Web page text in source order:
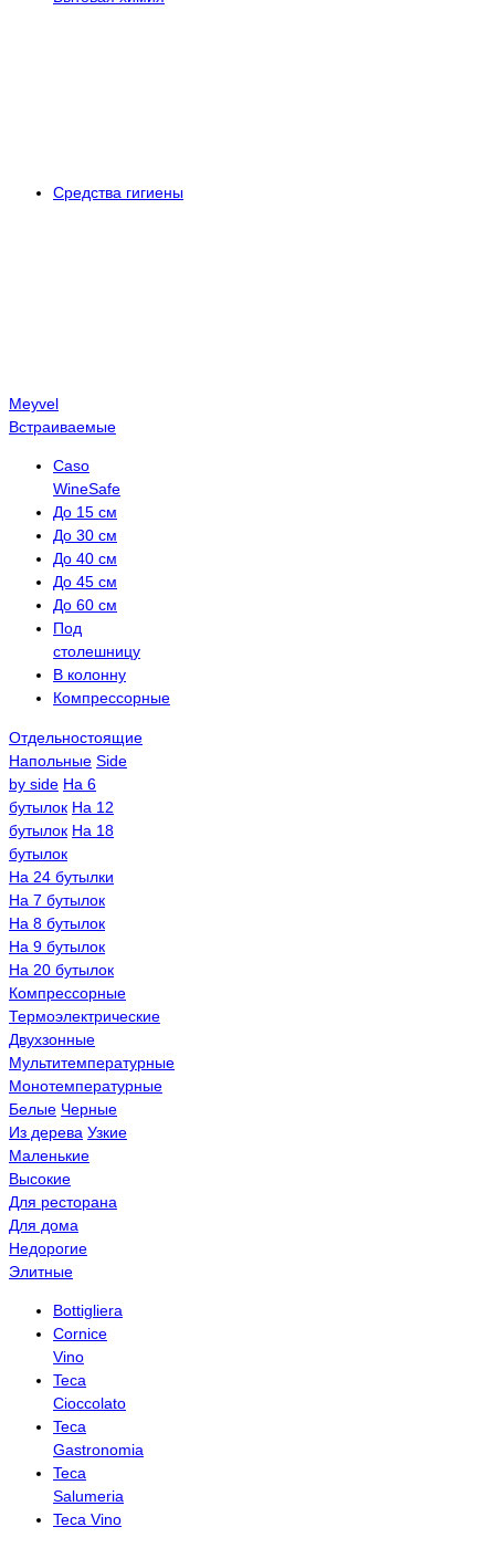
Средства гигиены
Meyvel
Встраиваемые
Caso
WineSafe
До 15 см
До 30 см
До 40 см
До 45 см
До 60 см
Под
столешницу
В колонну
Компрессорные
Отдельностоящие
Напольные Side
by side На 6
бутылок На 12
бутылок На 18
бутылок
На 24 бутылки
На 7 бутылок
На 8 бутылок
На 9 бутылок
На 20 бутылок
Компрессорные
Термоэлектрические
Двухзонные
Мультитемпературные
Монотемпературные
Белые Черные
Из дерева Узкие
Маленькие
Высокие
Для ресторана
Для дома
Недорогие
Элитные
Bottigliera
Cornice
Vino
Teca
Cioccolato
Teca
Gastronomia
Teca
Salumeria
Teca Vino